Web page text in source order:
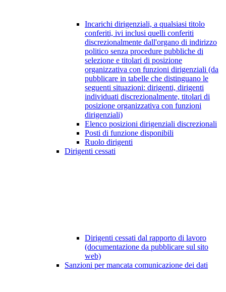
Incarichi dirigenziali, a qualsiasi titolo
conferiti, ivi inclusi quelli conferiti
discrezionalmente dall'organo di indirizzo
politico senza procedure pubbliche di
selezione e titolari di posizione
organizzativa con funzioni dirigenziali (da
pubblicare in tabelle che distinguano le
seguenti situazioni: dirigenti, dirigenti
individuati discrezionalmente, titolari di
posizione organizzativa con funzioni
dirigenziali)
Elenco posizioni dirigenziali discrezionali
Posti di funzione disponibili
Ruolo dirigenti
Dirigenti cessati
Dirigenti cessati dal rapporto di lavoro
(documentazione da pubblicare sul sito
web)
Sanzioni per mancata comunicazione dei dati